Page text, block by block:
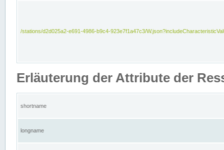
/stations/d2d025a2-e691-4986-b9c4-923e7f1a47c3/
Erläuterung der Attribute der
shortname
longname